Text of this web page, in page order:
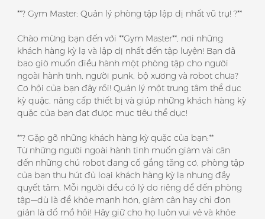
**? Gym Master: Quản lý phòng tập lập dị nhất vũ trụ! ?**
Chào mừng bạn đến với **Gym Master**, nơi những
khách hàng kỳ lạ và lập dị nhất đến tập luyện! Bạn đã
bao giờ muốn điều hành một phòng tập cho người
ngoài hành tinh, người punk, bộ xương và robot chưa?
Cơ hội của bạn đây rồi! Quản lý một trung tâm thể dục
kỳ quặc, nâng cấp thiết bị và giúp những khách hàng kỳ
quặc của bạn đạt được mục tiêu thể dục!
**? Gặp gỡ những khách hàng kỳ quặc của bạn:**
Từ những người ngoài hành tinh muốn giảm vài cân
đến những chú robot đang cố gắng tăng cơ, phòng tập
của bạn thu hút đủ loại khách hàng kỳ lạ nhưng đầy
quyết tâm. Mỗi người đều có lý do riêng để đến phòng
tập—dù là để khỏe mạnh hơn, giảm cân hay chỉ đơn
giản là đổ mồ hôi! Hãy giữ cho họ luôn vui vẻ và khỏe